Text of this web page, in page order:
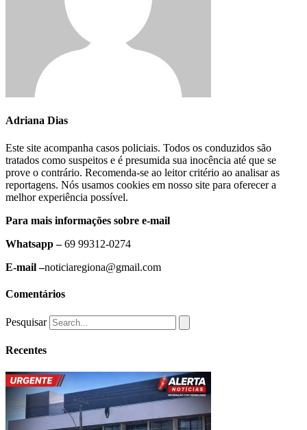
Adriana Dias
Este site acompanha casos policiais. Todos os conduzidos são
tratados como suspeitos e é presumida sua inocência até que se
prove o contrário. Recomenda-se ao leitor critério ao analisar as
reportagens. Nós usamos cookies em nosso site para oferecer a
melhor experiência possível.
Para mais informações sobre e-mail
Whatsapp –69 99312-0274
E-mail –noticiaregiona@gmail.com
Comentários
Pesquisar
Recentes